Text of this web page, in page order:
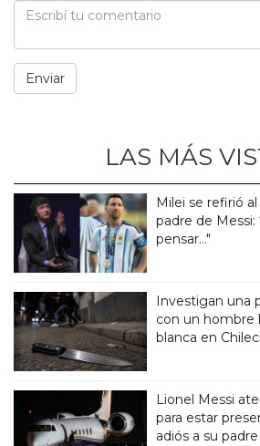
LAS MÁS
Milei se refirió
padre de Messi:
pensar..."
Investigan una
con un hombre
blanca en
Lionel Messi
para estar
adiós a su